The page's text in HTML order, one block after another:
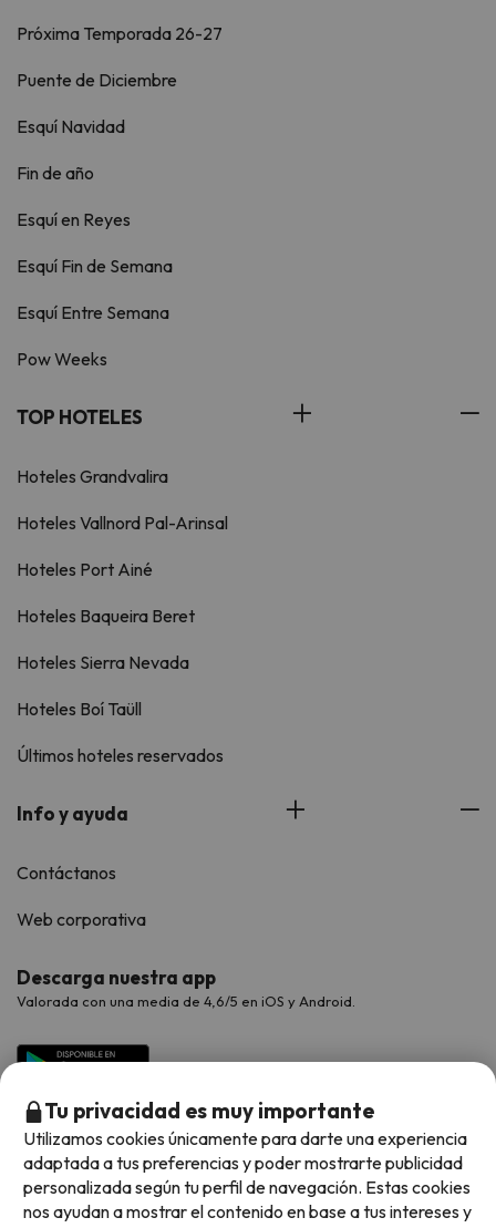
Próxima Temporada 26-27
Puente de Diciembre
Esquí Navidad
Fin de año
Esquí en Reyes
Esquí Fin de Semana
Esquí Entre Semana
Pow Weeks
TOP HOTELES
Hoteles Grandvalira
Hoteles Vallnord Pal-Arinsal
Hoteles Port Ainé
Hoteles Baqueira Beret
Hoteles Sierra Nevada
Hoteles Boí Taüll
Últimos hoteles reservados
Info y ayuda
Contáctanos
Web corporativa
Descarga nuestra app
Valorada con una media de 4,6/5 en iOS y Android.
Tu privacidad es muy importante
Utilizamos cookies únicamente para darte una experiencia
adaptada a tus preferencias y poder mostrarte publicidad
personalizada según tu perfil de navegación. Estas cookies
nos ayudan a mostrar el contenido en base a tus intereses y